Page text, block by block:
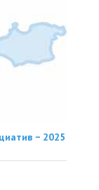
− 2025